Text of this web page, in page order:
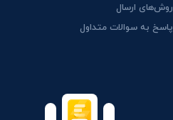
روش‌های ارسال
پاسخ به سوالات متداول